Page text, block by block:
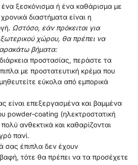
ξεσκόνισμα ή ένα καθάρισμα με
διαστήματα είναι η
Ωστόσο, εάν πρόκειται για
χώρου, θα πρέπει να
βήματα:
προστασίας, περάστε τα
με προστατευτική κρέμα που
εύκολα από εμπορικά
είναι επεξεργασμένα και βαμμένα
powder-coating (ηλεκτροστατική
ανθεκτικά και καθαρίζονται
πανί.
σας έπιπλα δεν έχουν
τότε θα πρέπει να τα προσέχετε